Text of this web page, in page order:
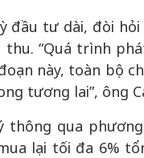
đầu tư dài, đòi
“Quá trình
này, toàn bộ
tương lai”, ông
qua
lại tối đa 6%